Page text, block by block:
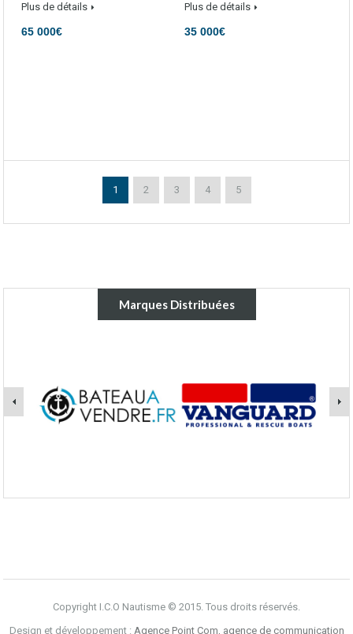
Plus de détails
65 000€
Plus de détails
35 000€
1 2 3 4 5
Marques Distribuées
Copyright I.C.O Nautisme © 2015. Tous droits réservés.
Design et développement : Agence Point Com, agence de communication